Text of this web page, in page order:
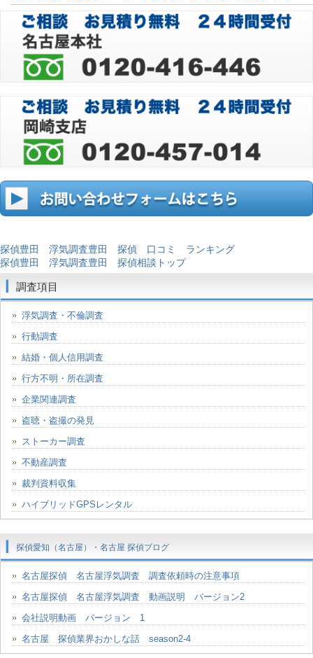
探偵豊田 浮気調査豊田 探偵 口コミ ランキング
探偵豊田 浮気調査豊田 探偵相談トップ
調査項目
浮気調査・不倫調査
行動調査
結婚・個人信用調査
行方不明・所在調査
企業関連調査
盗聴・盗撮の発見
ストーカー調査
不動産調査
裁判資料収集
ハイブリッドGPSレンタル
探偵愛知（名古屋）・名古屋 探偵ブログ
名古屋探偵 名古屋浮気調査 調査依頼時の注意事項
名古屋探偵 名古屋浮気調査 動画説明 バージョン2
会社説明動画 バージョン 1
名古屋 探偵業界おかしな話 season2-4